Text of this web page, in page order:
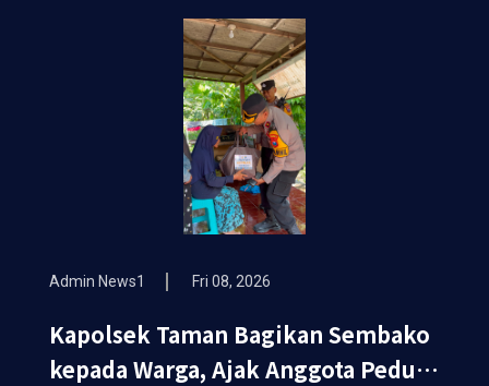
Admin News1 Fri 08, 2026
Kapolsek Taman Bagikan Sembako
kepada Warga, Ajak Anggota Peduli